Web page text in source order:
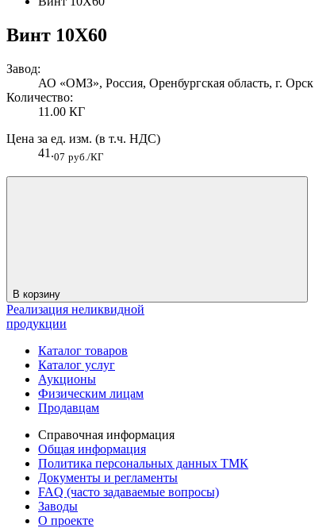
Винт 10Х60
Завод:
АО «ОМЗ», Россия, Оренбургская область, г. Орск
Количество:
11.00 КГ
Цена за ед. изм. (в т.ч. НДС)
41.07 руб./КГ
В корзину
Реализация неликвидной
продукции
Каталог товаров
Каталог услуг
Аукционы
Физическим лицам
Продавцам
Справочная информация
Общая информация
Политика персональных данных ТМК
Документы и регламенты
FAQ (часто задаваемые вопросы)
Заводы
О проекте